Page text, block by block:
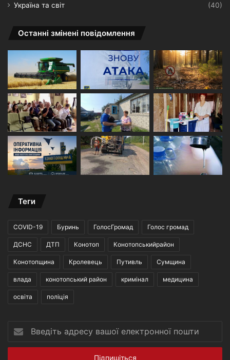
Україна та світ
(40)
Останні змінені повідомлення
Теги
COVID-19 Буринь ГолосГромад Голос громад
ДСНС ДТП Конотоп Конотопськийрайон
Конотопщина Кролевець Путивль Сумщина
влада конотопський район кримінал медицина
освіта поліція
адресу
вашої